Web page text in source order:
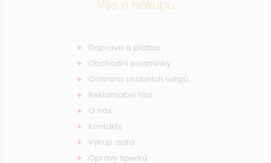
Vše o nákupu
Doprava a platba
Obchodní podmínky
Ochrana osobních údajů
Reklamační řád
O nás
Kontakty
Výkup zlata
Opravy šperků